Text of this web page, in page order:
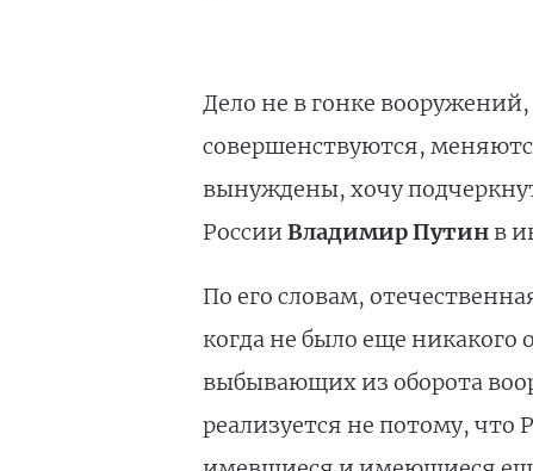
Дело не в гонке
совершенствуются,
вынуждены, хочу
России Владимир Путинв
По его словам,
когда не было еще никакого
выбывающих из оборота
реализуется не потому,